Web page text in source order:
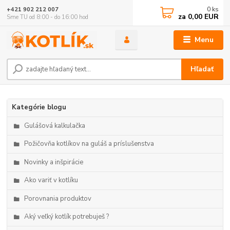
Menu
Hľadať
+421 902 212 007
Sme TU od 8:00 - do 16:00 hod
0 ks
za 0,00 EUR
Kategórie blogu
Gulášová kalkulačka
Požičovňa kotlíkov na guláš a príslušenstva
Novinky a inšpirácie
Ako variť v kotlíku
Porovnania produktov
Aký veľký kotlík potrebuješ ?